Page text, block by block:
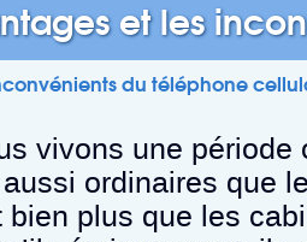
et les
du téléphone
vivons une période
ordinaires que
plus que les